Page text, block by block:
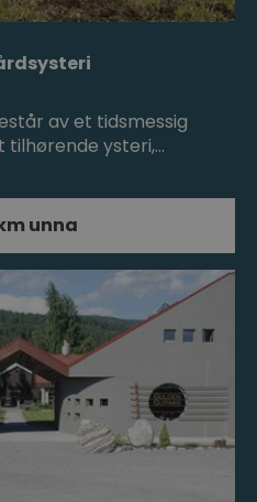
av et tidsmessig
tilhørende ysteri,…
unna